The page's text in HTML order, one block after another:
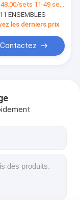
de prise
Protecteur
les
sets 11-49 sets
11 ENSEMBLES
les derniers prix
Contactez